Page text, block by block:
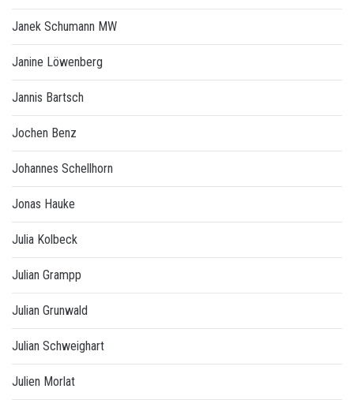
Janek Schumann MW
Janine Löwenberg
Jannis Bartsch
Jochen Benz
Johannes Schellhorn
Jonas Hauke
Julia Kolbeck
Julian Grampp
Julian Grunwald
Julian Schweighart
Julien Morlat